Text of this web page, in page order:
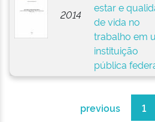
2014
estar e
de vida no
trabalho em
instituição
pública
previous 1